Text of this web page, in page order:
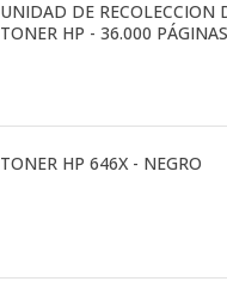
UNIDAD DE RECOLECCION
TONER HP - 36.000 PÁGINAS
TONER HP 646X - NEGRO